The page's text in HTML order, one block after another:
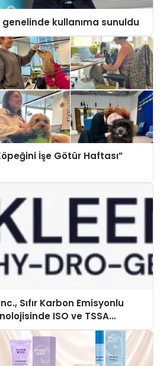
kullanıma sunuldu
İşe Götür Haftası”
Sıfır Karbon Emisyonlu
ISO ve TSSA
Aldı